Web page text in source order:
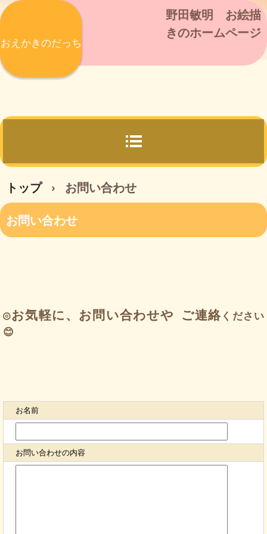
おえかきのだっち
野田敏明 お絵描
きのホームページ
トップ › お問い合わせ
お問い合わせ
◎お気軽に、お問い合わせや ご連絡 ください
😊
お名前
お問い合わせの内容